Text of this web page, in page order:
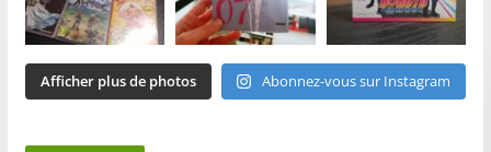
Afficher plus de photos Abonnez-vous sur Instagram